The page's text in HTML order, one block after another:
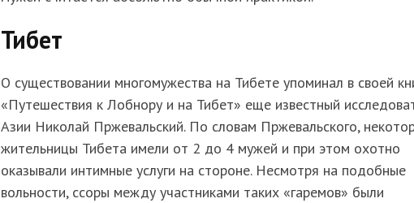
Тибет
О существовании многомужества на Тибете упоминал в своей
«Путешествия к Лобнору и на Тибет» еще известный
Азии Николай Пржевальский. По словам Пржевальского,
жительницы Тибета имели от 2 до 4 мужей и при этом охотно
оказывали интимные услуги на стороне. Несмотря на подобные
вольности, ссоры между участниками таких «гаремов» были